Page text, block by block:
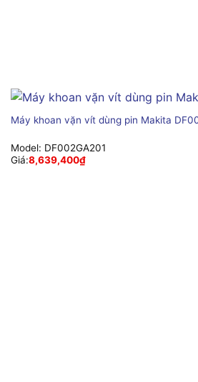
Máy khoan vặn vít dùng pin Makita
Model: DF002GA201
Giá:8,639,400₫